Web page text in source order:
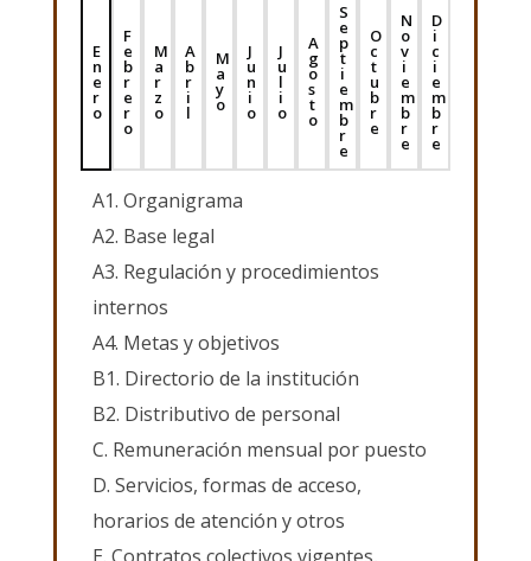
E
n
e
r
o
F
e
b
r
e
r
o
M
a
r
z
o
A
b
r
i
l
M
a
y
o
J
u
n
i
o
J
u
l
i
o
A
g
o
s
t
o
S
e
p
t
i
e
m
b
r
e
O
c
t
u
b
r
e
N
o
v
i
e
m
b
r
e
D
i
c
i
e
m
b
r
e
A1. Organigrama
A2. Base legal
A3. Regulación y procedimientos
internos
A4. Metas y objetivos
B1. Directorio de la institución
B2. Distributivo de personal
C. Remuneración mensual por puesto
D. Servicios, formas de acceso,
horarios de atención y otros